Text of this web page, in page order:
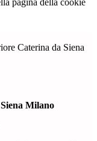
pagina della cookie
Caterina da Siena
Milano